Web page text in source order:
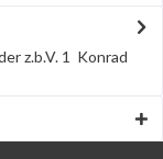
z.b.V. 1 Konrad